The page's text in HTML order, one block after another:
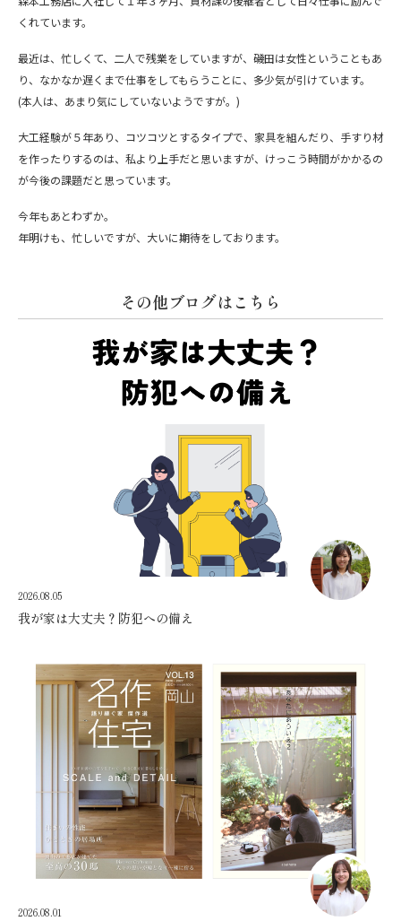
くれています。
最近は、忙しくて、二人で残業をしていますが、磯田は女性ということもあ
り、なかなか遅くまで仕事をしてもらうことに、多少気が引けています。
(本人は、あまり気にしていないようですが。)
大工経験が５年あり、コツコツとするタイプで、家具を組んだり、手すり材
を作ったりするのは、私より上手だと思いますが、けっこう時間がかかるの
が今後の課題だと思っています。
今年もあとわずか。
年明けも、忙しいですが、大いに期待をしております。
その他ブログはこちら
2026.08.05
我が家は大丈夫？防犯への備え
2026.08.01